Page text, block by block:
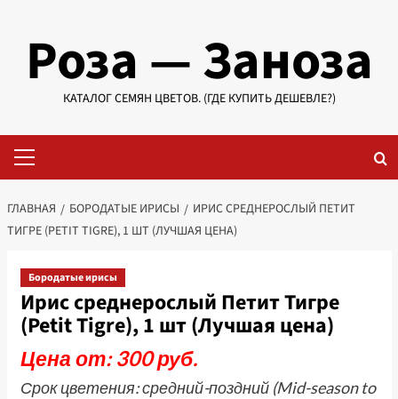
содержимому
Роза — Заноза
КАТАЛОГ СЕМЯН ЦВЕТОВ. (ГДЕ КУПИТЬ ДЕШЕВЛЕ?)
меню
ГЛАВНАЯ БОРОДАТЫЕ ИРИСЫ
ИРИС СРЕДНЕРОСЛЫЙ ПЕТИТ
ТИГРЕ (PETIT TIGRE), 1 ШТ (ЛУЧШАЯ ЦЕНА)
Бородатые ирисы
Ирис среднерослый Петит Тигре
(Petit Tigre), 1 шт (Лучшая цена)
Цена от: 300 руб.
Срок цветения: средний-поздний (Mid-season to